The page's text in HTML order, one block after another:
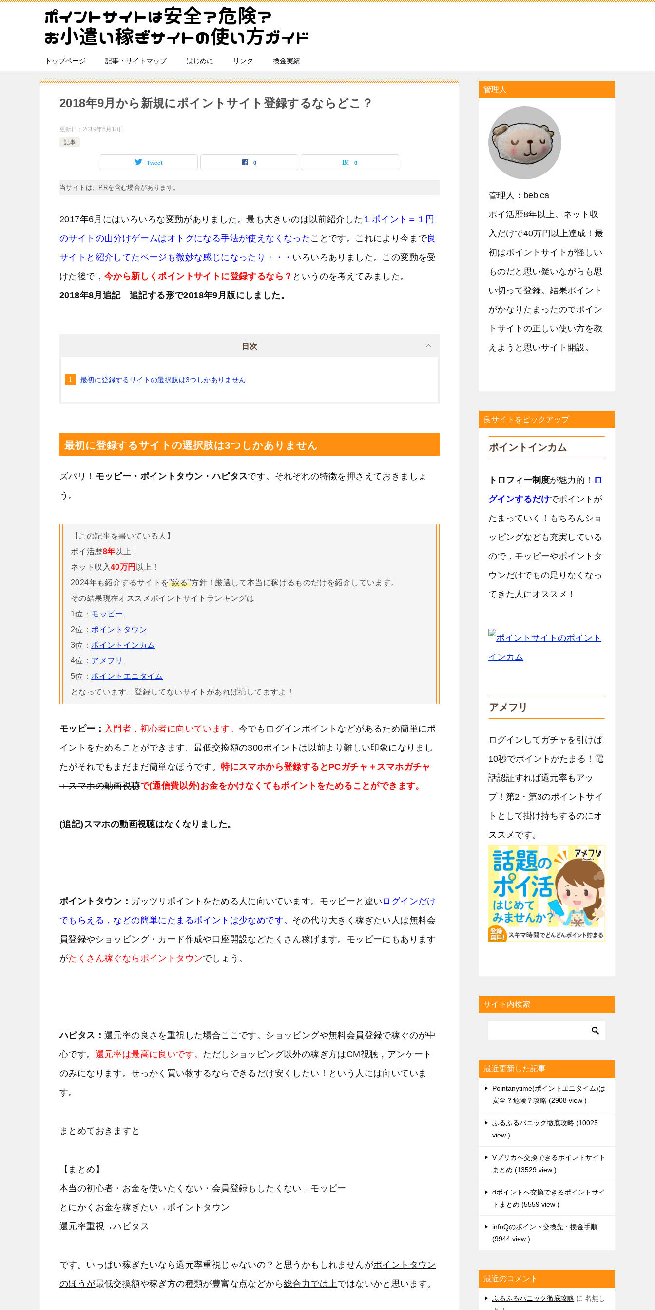
トップページ 記事・サイトマップ はじめに リンク 換金実績
2018年9月から新規にポイントサイト登録するならどこ？
更新日： 2019年6月18日
記事
Tweet 0 0
当サイトは、PRを含む場合があります。
2017年6月にはいろいろな変動がありました。最も大きいのは以前紹介した １ポイント＝１円
のサイトの山分けゲームはオトクになる手法が使えなくなった ことです。これにより今まで良
サイトと紹介してたページも微妙な感じになったり・・・ いろいろありました。この変動を受
けた後で， 今から新しくポイントサイトに登録するなら？ というのを考えてみました。
2018年8月追記 追記する形で2018年9月版にしました。
目次
最初に登録するサイトの選択肢は3つしかありません
最初に登録するサイトの選択肢は3つしかありません
ズバリ！ モッピー・ポイントタウン・ハピタスです。それぞれの特徴を押さえておきましょ
う。
【この記事を書いている人】
ポイ活歴8年以上！
ネット収入40万円 以上！
2024年も紹介するサイトを"絞る"方針！厳選して本当に稼げるものだけを紹介しています。
その結果現在オススメポイントサイトランキングは
1位： モッピー
2位： ポイントタウン
3位： ポイントインカム
4位： アメフリ
5位： ポイントエニタイム
となっています。登録してないサイトがあれば損してますよ！
モッピー： 入門者，初心者に向いています。 今でもログインポイントなどがあるため簡単にポ
イントをためることができます。最低交換額の300ポイントは以前より難しい印象になりまし
たがそれでもまだまだ簡単なほうです。特にスマホから登録するとPCガチャ＋スマホガチャ
＋スマホの動画視聴で(通信費以外)お金をかけなくてもポイントをためることができます。
(追記)スマホの動画視聴はなくなりました。
ポイントタウン： ガッツリポイントをためる人に向いています。モッピーと違い ログインだけ
でもらえる，などの簡単にたまるポイントは少なめです。 その代り大きく稼ぎたい人は無料会
員登録やショッピング・カード作成や口座開設などたくさん稼げます。モッピーにもあります
がたくさん稼ぐならポイントタウンでしょう。
ハピタス： 還元率の良さを重視した場合ここです。ショッピングや無料会員登録で稼ぐのが中
心です。 還元率は最高に良いです。 ただしショッピング以外の稼ぎ方はCM視聴，アンケート
のみになります。せっかく買い物するならできるだけ安くしたい！という人には向いていま
す。
まとめておきますと
【まとめ】
本当の初心者・お金を使いたくない・会員登録もしたくない→モッピー
とにかくお金を稼ぎたい→ポイントタウン
還元率重視→ハピタス
です。いっぱい稼ぎたいなら還元率重視じゃないの？と思うかもしれませんがポイントタウン
のほうが最低交換額や稼ぎ方の種類が豊富な点などから総合力では上ではないかと思います。
管理人
管理人：bebica
ポイ活歴8年以上。ネット収
入だけで40万円以上達成！最
初はポイントサイトが怪しい
ものだと思い疑いながらも思
い切って登録。結果ポイント
がかなりたまったのでポイン
トサイトの正しい使い方を教
えようと思いサイト開設。
良サイトをピックアップ
ポイントインカム
トロフィー制度が魅力的！ ロ
グインするだけでポイントが
たまっていく！もちろんショ
ッピングなども充実している
ので，モッピーやポイントタ
ウンだけでもの足りなくなっ
てきた人にオススメ！
アメフリ
ログインしてガチャを引けば
10秒でポイントがたまる！電
話認証すれば還元率もアッ
プ！第2・第3のポイントサイ
トとして掛け持ちするのにオ
ススメです。
サイト内検索
最近更新した記事
Pointanytime(ポイントエニタイム)は
安全？危険？攻略
2908 view
ふるふるパニック徹底攻略
10025
view
Vプリカへ交換できるポイントサイト
まとめ
13529 view
dポイントへ交換できるポイントサイ
トまとめ
5559 view
infoQのポイント交換先・換金手順
9944 view
最近のコメント
ふるふるパニック徹底攻略 に 名無し